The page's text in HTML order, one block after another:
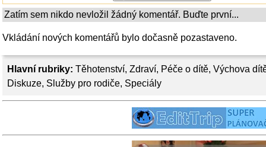
Hlavní rubriky: Těhotenství, Zdraví, Péče o dítě, Výchova
Diskuze, Služby pro rodiče, Speciály
Zatím sem nikdo nevložil žádný komentář. Buďte první...
Vkládání nových komentářů bylo dočasně pozastaveno.